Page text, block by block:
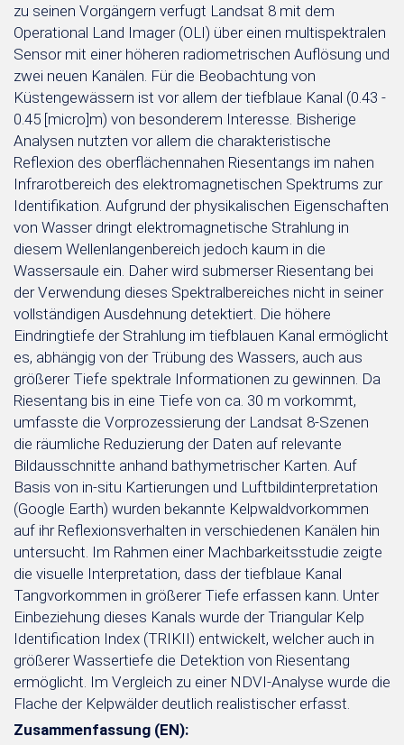
zu seinen Vorgängern verfugt Landsat 8 mit dem
Operational Land Imager (OLI) über einen multispektralen
Sensor mit einer höheren radiometrischen Auflösung und
zwei neuen Kanälen. Für die Beobachtung von
Küstengewässern ist vor allem der tiefblaue Kanal (0.43 -
0.45 [micro]m) von besonderem Interesse. Bisherige
Analysen nutzten vor allem die charakteristische
Reflexion des oberflächennahen Riesentangs im nahen
Infrarotbereich des elektromagnetischen Spektrums zur
Identifikation. Aufgrund der physikalischen Eigenschaften
von Wasser dringt elektromagnetische Strahlung in
diesem Wellenlangenbereich jedoch kaum in die
Wassersaule ein. Daher wird submerser Riesentang bei
der Verwendung dieses Spektralbereiches nicht in seiner
vollständigen Ausdehnung detektiert. Die höhere
Eindringtiefe der Strahlung im tiefblauen Kanal ermöglicht
es, abhängig von der Trübung des Wassers, auch aus
größerer Tiefe spektrale Informationen zu gewinnen. Da
Riesentang bis in eine Tiefe von ca. 30 m vorkommt,
umfasste die Vorprozessierung der Landsat 8-Szenen
die räumliche Reduzierung der Daten auf relevante
Bildausschnitte anhand bathymetrischer Karten. Auf
Basis von in-situ Kartierungen und Luftbildinterpretation
(Google Earth) wurden bekannte Kelpwaldvorkommen
auf ihr Reflexionsverhalten in verschiedenen Kanälen hin
untersucht. Im Rahmen einer Machbarkeitsstudie zeigte
die visuelle Interpretation, dass der tiefblaue Kanal
Tangvorkommen in größerer Tiefe erfassen kann. Unter
Einbeziehung dieses Kanals wurde der Triangular Kelp
Identification Index (TRIKII) entwickelt, welcher auch in
größerer Wassertiefe die Detektion von Riesentang
ermöglicht. Im Vergleich zu einer NDVI-Analyse wurde die
Flache der Kelpwälder deutlich realistischer erfasst.
Zusammenfassung (EN):